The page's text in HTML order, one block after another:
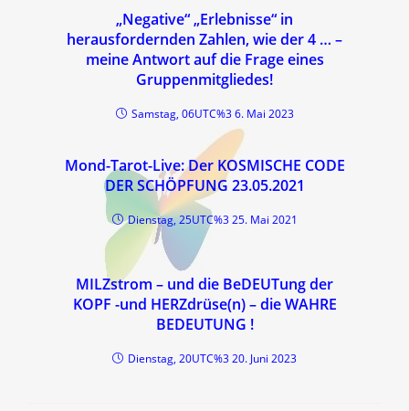
„Negative“ „Erlebnisse“ in
herausfordernden Zahlen, wie der 4 … –
meine Antwort auf die Frage eines
Gruppenmitgliedes!
Samstag, 06UTC%3 6. Mai 2023
Mond-Tarot-Live: Der KOSMISCHE CODE
DER SCHÖPFUNG 23.05.2021
Dienstag, 25UTC%3 25. Mai 2021
MILZstrom – und die BeDEUTung der
KOPF -und HERZdrüse(n) – die WAHRE
BEDEUTUNG !
Dienstag, 20UTC%3 20. Juni 2023